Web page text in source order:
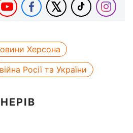
Херсона
війна Росії та України